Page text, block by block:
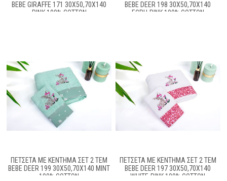
BEBE GIRAFFE 171 30X50,70X140
PINK 100% COTTON
BEBE DEER 198 30X50,70X140
ECRU-PINK 100% COTTON
ΠΕΤΣΈΤΑ ΜΕ ΚΈΝΤΗΜΑ ΣΕΤ 2 ΤΕΜ
BEBE DEER 199 30X50,70X140 MINT
100% COTTON
ΠΕΤΣΈΤΑ ΜΕ ΚΈΝΤΗΜΑ ΣΕΤ 2 ΤΕΜ
BEBE DEER 197 30X50,70X140
WHITE-PINK 100% COTTON